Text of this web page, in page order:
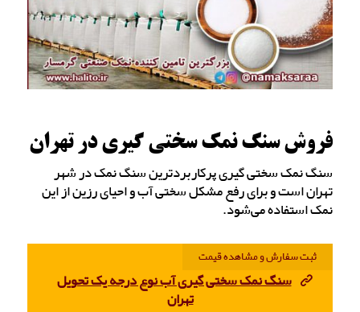
فروش سنگ نمک سختی گیری در تهران
سنگ نمک سختی گیری پرکاربردترین سنگ نمک در شهر
تهران است و برای رفع مشکل سختی آب و احیای رزین از این
نمک استفاده می‌شود.
ثبت سفارش و مشاهده قیمت
سنگ نمک سختی گیری آب نوع درجه یک تحویل
تهران